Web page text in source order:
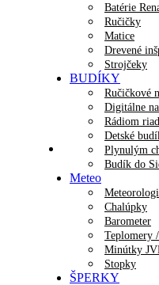
Batérie
Ručičky
Matice
Drevené
Strojčeky
BUDÍKY
Ručičkové
Digitálne
Rádiom
Detské
Plynulým
Budík do
Meteo
Chalúpky
Barometer
Teplomery
Minútky
Stopky
ŠPERKY